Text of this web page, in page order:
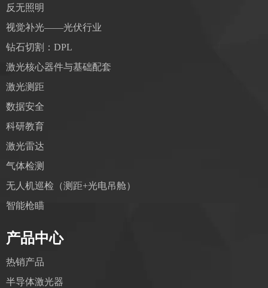
反无照明
视觉补光——光伏行业
钻石切割：DPL
激光核心器件与基础配套
激光测距
数据安全
科研教育
激光雷达
气体检测
无人机巡检（测距+光电吊舱）
智能枪瞄
产品中心
热销产品
半导体激光器